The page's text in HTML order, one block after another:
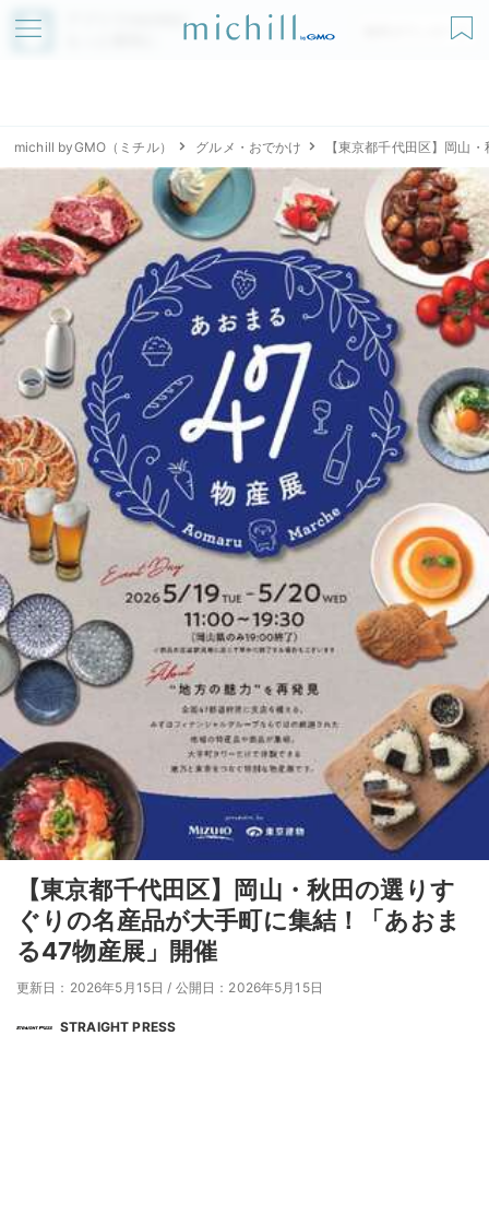
アプリでmichillが
無料ダウンロード
michill byGMO（ミチル） グルメ・おでかけ 【東京都千代田区】岡山
【東京都千代田区】岡山・秋田の選りす
ぐりの名産品が大手町に集結！「あおま
る47物産展」開催
更新日：2026年5月15日 / 公開日：2026年5月15日
STRAIGHT PRESS